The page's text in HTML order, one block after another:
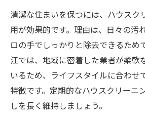
清潔な住まいを保つには、ハウスク
用が効果的です。理由は、日々の汚
ロの手でしっかりと除去できるため
江では、地域に密着した業者が柔軟
いるため、ライフスタイルに合わせ
特徴です。定期的なハウスクリーニ
しを長く維持しましょう。